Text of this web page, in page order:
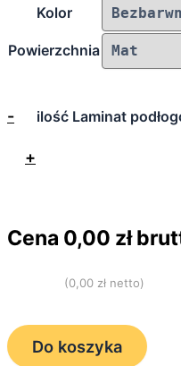
Kolor
Powierzchnia
- ilość Laminat
+
Cena 0,00 zł
(0,00 zł netto)
Do koszyka